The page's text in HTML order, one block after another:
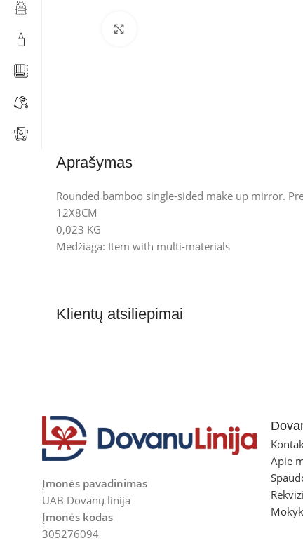
Aprašymas
Rounded bamboo single-sided make up mirror.
12X8CM
0,023 KG
Medžiaga: Item with multi-materials
Klientų atsiliepimai
Įmonės pavadinimas
UAB Dovanų linija
Įmonės kodas
305276094
Apie